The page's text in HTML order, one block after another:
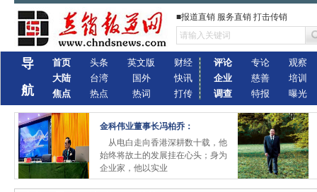
■报道直销 服务直销 打击传销
导
航
首页
大陆
焦点
头条
台湾
热点
英文版
国外
热词
财经
快讯
打传
评论
企业
调查
专论
慈善
特报
观察
培训
曝光
金科伟业董事长冯柏乔：
从电白走向香港深耕数十载，他
始终将故土的发展挂在心头；身为
企业家，他以实业